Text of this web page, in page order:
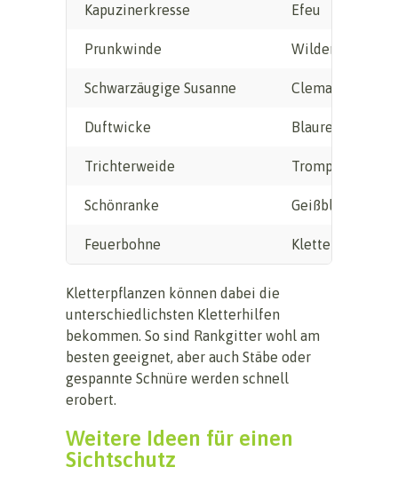
Kapuzinerkresse Efeu
Prunkwinde Wilder Wein
Schwarzäugige Susanne Clematis
Duftwicke Blauregen
Trichterweide
Schönranke Geißblatt
Feuerbohne Kletterrosen
Kletterpflanzen können dabei die
unterschiedlichsten Kletterhilfen
bekommen. So sind Rankgitter wohl am
besten geeignet, aber auch Stäbe oder
gespannte Schnüre werden schnell
erobert.
Weitere Ideen für einen
Sichtschutz